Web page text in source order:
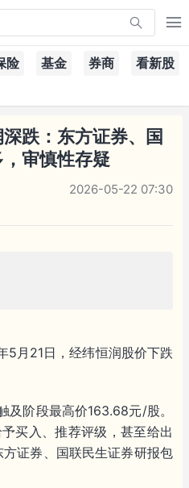
险 基金 券商
看新股
深跌：东方证券、国
审慎性存疑
2026-05-22 07:30
月21日，经纬恒润股价下跌
及阶段最高价163.68元/股。
买入、推荐评级，甚至给出
证券、国联民生证券研报包